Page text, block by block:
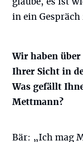
in ein Gespräch
Wir haben über
Ihrer Sicht in
Was gefällt
Mettmann?
Bär: „Ich mag